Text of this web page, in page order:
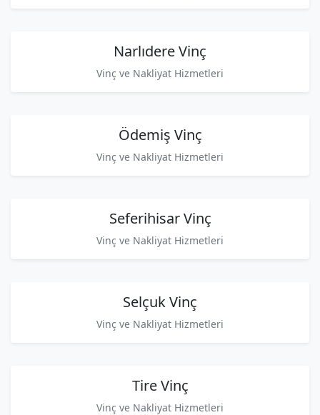
Narlıdere Vinç
Vinç ve Nakliyat Hizmetleri
Ödemiş Vinç
Vinç ve Nakliyat Hizmetleri
Seferihisar Vinç
Vinç ve Nakliyat Hizmetleri
Selçuk Vinç
Vinç ve Nakliyat Hizmetleri
Tire Vinç
Vinç ve Nakliyat Hizmetleri